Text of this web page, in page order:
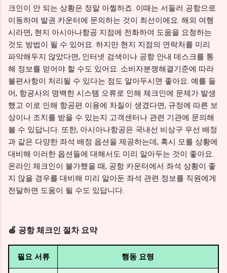
크인이 안 되는 상황은 정말 아찔하죠. 이때는 서둘러 공항으로
이동하여 발권 카운터에 문의하는 것이 최선이에요. 해외 여행
시라면, 현지 아시아나항공 지점에 전화하여 도움을 요청하는
것도 방법이 될 수 있어요. 하지만 현지 지점의 연락처를 미리
파악해두지 않았다면, 인터넷 검색이나 공항 안내 데스크를 통
해 정보를 얻어야 할 수도 있어요. 소비자분쟁해결기준에 따라
불편사항이 처리될 수 있다는 점도 알아두시면 좋아요. 예를 들
어, 항공사의 명백한 시스템 오류로 인해 체크인에 문제가 발생
했고 이로 인해 항공편 이용에 차질이 생겼다면, 규정에 따른 보
상이나 조치를 받을 수 있는지 고객센터나 관련 기관에 문의해
볼 수 있답니다. 또한, 아시아나항공은 국내선 비상구 우선 배정
과 같은 다양한 좌석 배정 옵션을 제공하는데, 혹시 모를 상황에
대비해 이러한 옵션들에 대해서도 미리 알아두는 것이 좋아요.
온라인 체크인이 불가했을 때, 공항 카운터에서 좌석 상황이 좋
지 않을 경우를 대비해 미리 알아둔 좌석 관련 정보를 직원에게
전달하면 도움이 될 수도 있답니다.
🍏 공항 체크인 절차 요약
필요 서류 행동 요령